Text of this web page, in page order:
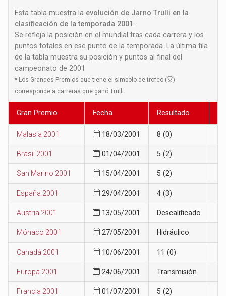
Esta tabla muestra la evolución de Jarno Trulli en la
clasificación de la temporada 2001
Se refleja la posición en el mundial tras cada carrera y los
puntos totales en ese punto de la temporada. La última fila
de la tabla muestra su posición y puntos al final del
campeonato de 2001
* Los Grandes Premios que tiene el simbolo de trofeo (
)
corresponde a carreras que ganó Trulli.
Gran Premio Fecha Resultado
Malasia 2001 18/03/2001 8 (0)
Brasil 2001 01/04/2001 5 (2)
San Marino 2001 15/04/2001 5 (2)
España 2001 29/04/2001 4 (3)
Austria 2001 13/05/2001 Descalificado
Mónaco 2001 27/05/2001 Hidráulico
Canadá 2001 10/06/2001 11 (0)
Europa 2001 24/06/2001 Transmisión
Francia 2001 01/07/2001 5 (2)